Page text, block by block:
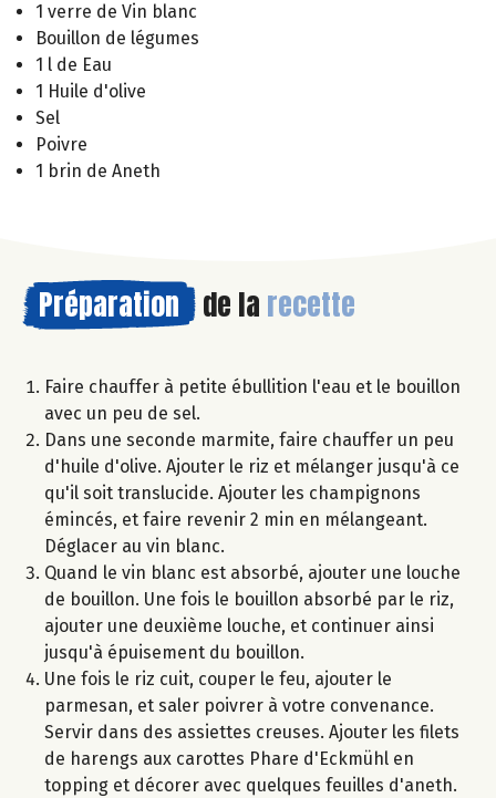
1 verre de Vin blanc
Bouillon de légumes
1 l de Eau
1 Huile d'olive
Sel
Poivre
1 brin de Aneth
Préparation de la recette
Faire chauffer à petite ébullition l'eau et le bouillon
avec un peu de sel.
Dans une seconde marmite, faire chauffer un peu
d'huile d'olive. Ajouter le riz et mélanger jusqu'à ce
qu'il soit translucide. Ajouter les champignons
émincés, et faire revenir 2 min en mélangeant.
Déglacer au vin blanc.
Quand le vin blanc est absorbé, ajouter une louche
de bouillon. Une fois le bouillon absorbé par le riz,
ajouter une deuxième louche, et continuer ainsi
jusqu'à épuisement du bouillon.
Une fois le riz cuit, couper le feu, ajouter le
parmesan, et saler poivrer à votre convenance.
Servir dans des assiettes creuses. Ajouter les filets
de harengs aux carottes Phare d'Eckmühl en
topping et décorer avec quelques feuilles d'aneth.